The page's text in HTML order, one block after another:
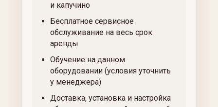
и капучино
Бесплатное сервисное
обслуживание на весь срок
аренды
Обучение на данном
оборудовании (условия уточнить
у менеджера)
Доставка, установка и настройка